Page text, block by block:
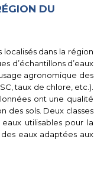
DU
dans la région
d’échantillons d’eaux
agronomique des
taux de chlore, etc.).
ont une qualité
des sols. Deux classes
eaux utilisables pour la
eaux adaptées aux